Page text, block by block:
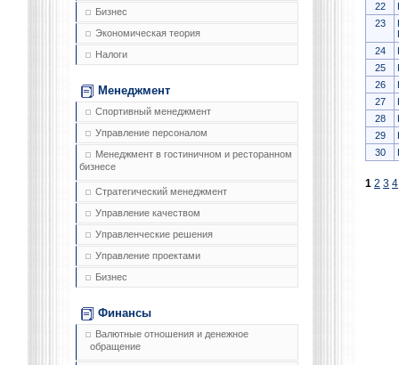
Бизнес
Экономическая теория
Налоги
Менеджмент
Спортивный менеджмент
Управление персоналом
Менеджмент в гостиничном и ресторанном
бизнесе
Стратегический менеджмент
Управление качеством
Управленческие решения
Управление проектами
Бизнес
Финансы
Валютные отношения и денежное
обращение
22
23
24
25
26
27
28
29
30
1 2 3 4